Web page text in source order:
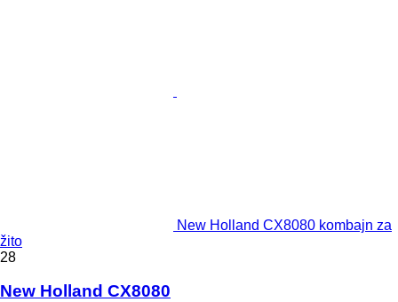
New Holland CX8080 kombajn za
žito
28
New Holland CX8080